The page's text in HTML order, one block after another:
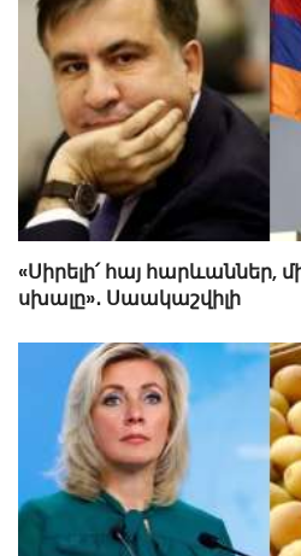
«Սիրելի՛ հայ հարևաններ,
սխալը»․ Սաակաշվիլի